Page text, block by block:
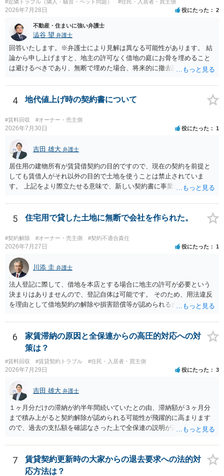
大家さんが契約違反を口実に、将来の更新時に更新料の上乗せを要求
したり、立ち退きを迫る材料に使ったりする可能性は否定できませ
ん。
#近隣トラブル（隣人・騒音・ペット問題） #住民・入居者・買主側
2026年7月28日 役にたった 2
不動産・住まいに強い弁護士
澁谷 望 弁護士
回答いたします。※弁護士により見解は異なる可能性があります。 結
論から申し上げますと、地主の許可なく借地の庭にお骨を埋めること
は避けるべきであり、無断で埋めた場合、将来的に撤去請求や退去時
上、自分のペットの遺骨を埋める行為自体は墓地埋葬法違反や不法投
棄には該当しないため、犯罪になるわけではありません。しかし、建
物の所有者は質問者様であっても、土地の所有権はあくまで地主にあ
ります。そのため、地主に無断でお骨を埋める行為は、他人の所有権
を侵害する行為や、借地人としての善管注意義務違反とみなされる可
事前に地主へ相談して許可を得るか、土地に直接埋めずに大きめの鉢
植え等で供養する「プランター葬」や、ペット霊園等への納骨を検討
されるのが確実かと思います。
4 地代値上げ時の契約書について
#賃料回収 #オーナー・売主側
2026年7月30日 役にたった 1
吉田 雄大 弁護士
居住用の建物所有が賃貸借契約の目的ですので、現在の契約を前提と
しても賃借人がそれ以外の目的で土地を使うことは禁止されていま
す。 上記をより際立たせる意味で、新しい契約書に事業用として用い
交渉である以上賃借人が拒んだ場合には入りませんが、提案するのは
良い方法と思います。
5 住宅用で貸した土地に無断で会社を作られた。
#契約解除 #オーナー・売主側 #契約不適合責任
2026年7月27日 役にたった 1
川添 圭 弁護士
法人登記に際して、借地を本店とする場合に地主の許可が必要という
決まりはありませんので、登記自体は可能です。 そのため、用法違反
を理由として借地契約の解除や損害賠償等が認められるかどうかが問
の建物を住居用に限定する（事業に使用しない）特約があると評価で
きるかどうかが重要でしょう（借地契約締結後に賃借人が建物を店舗
に改装したという事案で、住居に限定する特約までは存在しなかった
として契約解除を認めなかった裁判例があります）。契約条項の記載
や解釈の問題になりますので、弁護士へ直接相談されることをお勧め
します。
6
家賃滞納の原因と全保連からの高圧的対応への対
策は？
#賃料回収 #賃貸契約トラブル #住民・入居者・買主側
2026年7月29日 役にたった 3
吉田 雄大 弁護士
１ヶ月分だけの滞納が約半年間続いていたとの由、滞納額が３ヶ月分
まで積み上がると契約解除が認められる可能性が飛躍的に高まります
ので、過去の支払額を確認なさった上で全保連の説明が正しければ、
た理由は気になるところですが、中身のある返答は期待できないと思
います。
7
賃貸契約更新時の大家からの退去要求への法的対
応方法は？